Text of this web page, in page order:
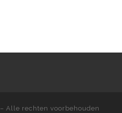
– Alle rechten voorbehouden